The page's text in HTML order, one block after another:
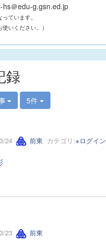
hs＠edu-g.gsn.ed.jp
っています。
いください。）
録
5件
24 前東 カテゴリ:※ログイン
23 前東